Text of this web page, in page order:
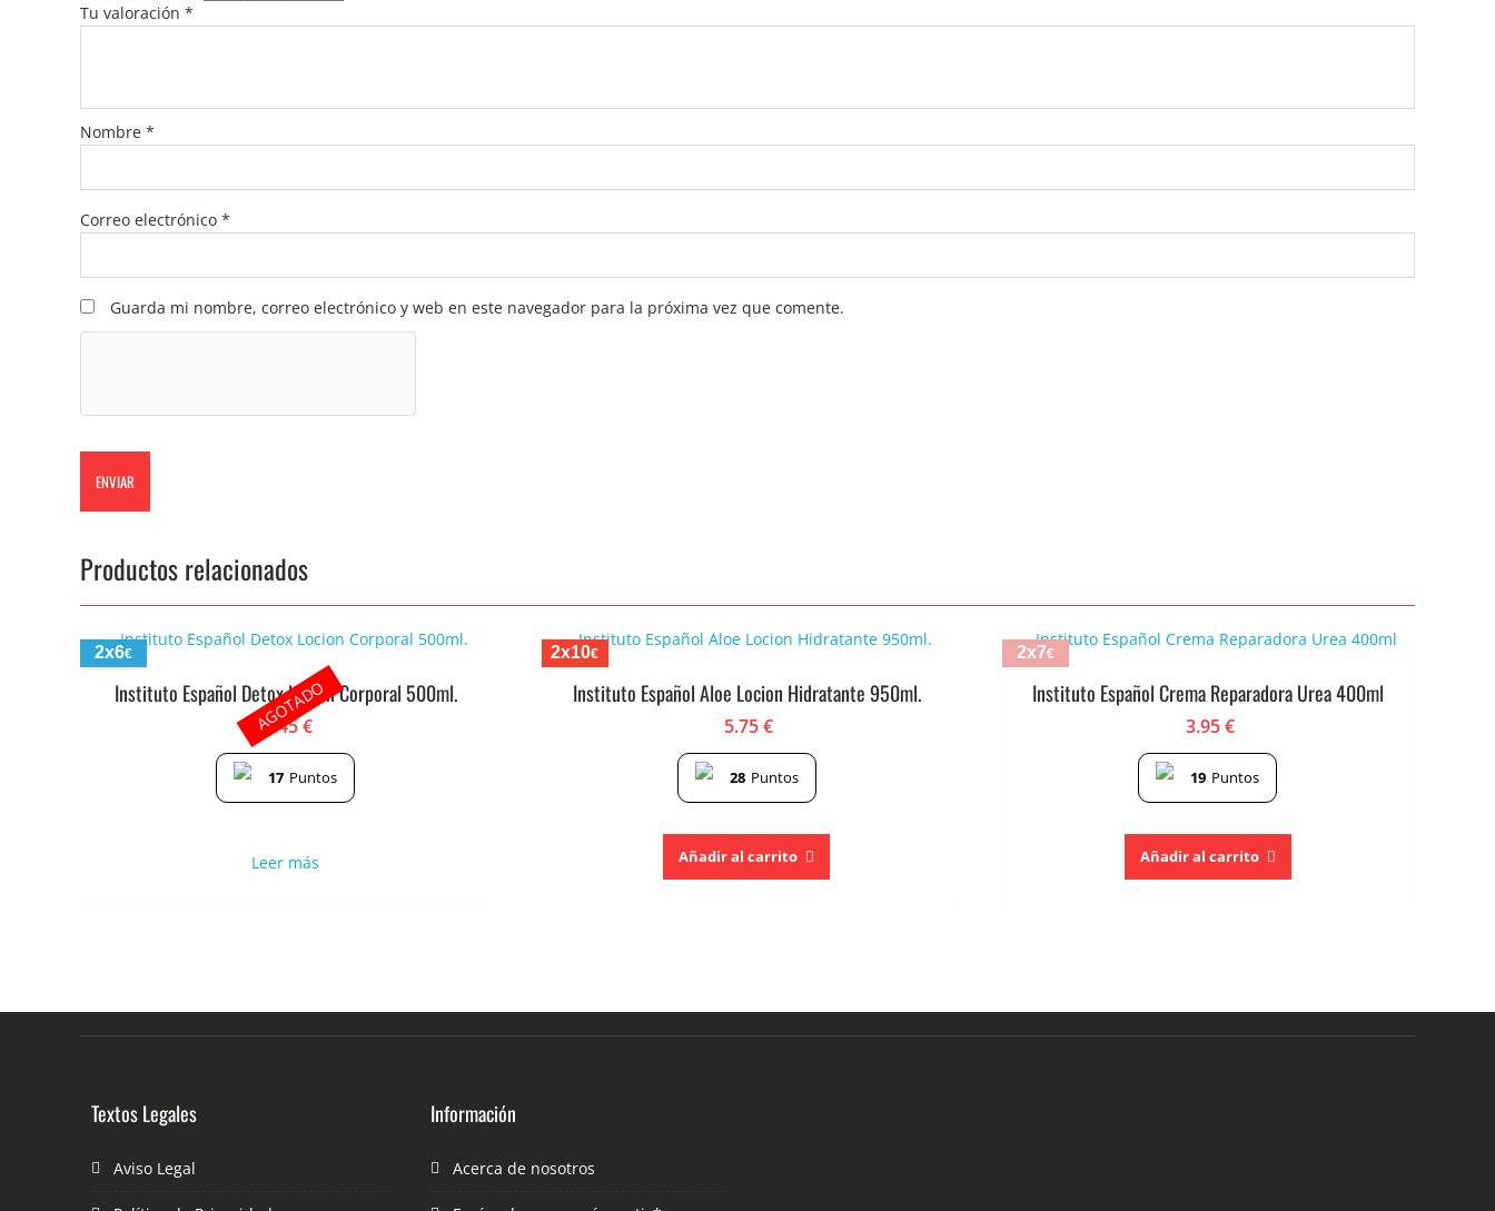
Tu valoración *
Nombre *
Correo electrónico *
Guarda mi nombre, correo electrónico y web en este navegador para la próxima vez que comente.
Productos relacionados
2x6€
Instituto Español Detox Locion Corporal 500ml.
3.45€
17 Puntos
Leer más
AGOTADO
2x10€
Instituto Español Aloe Locion Hidratante 950ml.
5.75€
28 Puntos
Añadir al carrito
2x7€
Instituto Español Crema Reparadora Urea 400ml
3.95€
19 Puntos
Añadir al carrito
Textos Legales
Aviso Legal
Información
Acerca de nosotros